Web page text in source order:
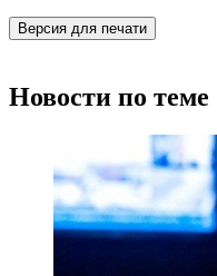
Версия для печати
Новости по теме